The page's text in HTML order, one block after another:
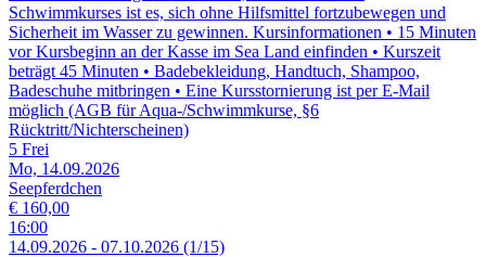
Schwimmkurses ist es, sich ohne Hilfsmittel fortzubewegen und
Sicherheit im Wasser zu gewinnen. Kursinformationen • 15 Minuten
vor Kursbeginn an der Kasse im Sea Land einfinden • Kurszeit
beträgt 45 Minuten • Badebekleidung, Handtuch, Shampoo,
Badeschuhe mitbringen • Eine Kursstornierung ist per E-Mail
möglich (AGB für Aqua-/Schwimmkurse, §6
Rücktritt/Nichterscheinen)
5 Frei
Mo, 14.09.2026
Seepferdchen
€ 160,00
16:00
14.09.2026 - 07.10.2026 (1/15)